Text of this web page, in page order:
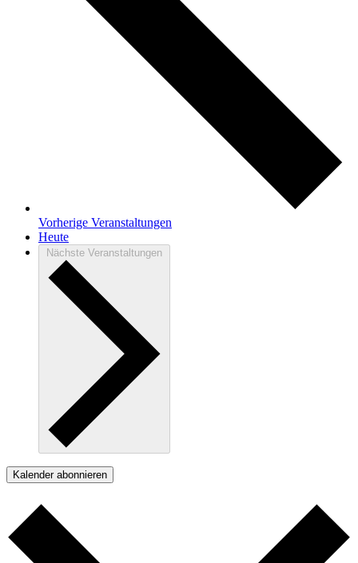
Vorherige Veranstaltungen
Heute
Nächste Veranstaltungen
Kalender abonnieren